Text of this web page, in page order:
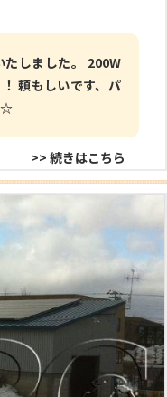
しました。 200W
頼もしいです、パ
☆
>> 続きはこちら